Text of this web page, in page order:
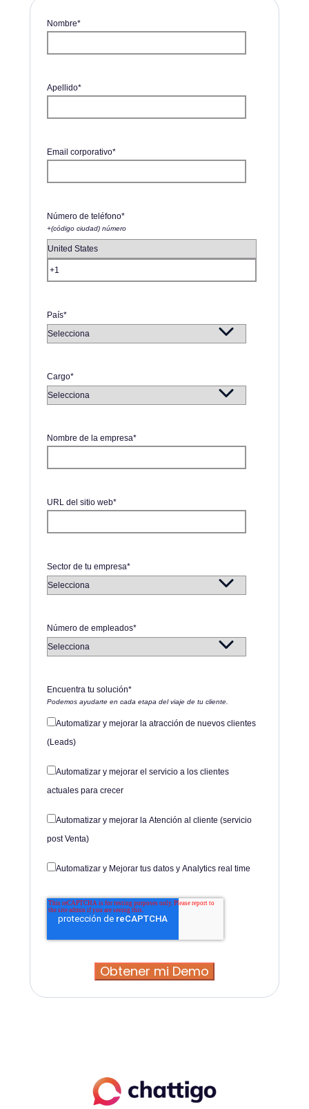
Nombre*
Apellido*
Email corporativo*
Número de teléfono*
+(código ciudad) número
País*
Cargo*
Nombre de la empresa*
URL del sitio web*
Sector de tu empresa*
Número de empleados*
Encuentra tu solución*
Podemos ayudarte en cada etapa del viaje de tu cliente.
Automatizar y mejorar la atracción de nuevos clientes
(Leads)
Automatizar y mejorar el servicio a los clientes
actuales para crecer
Automatizar y mejorar la Atención al cliente (servicio
post Venta)
Automatizar y Mejorar tus datos y Analytics real time